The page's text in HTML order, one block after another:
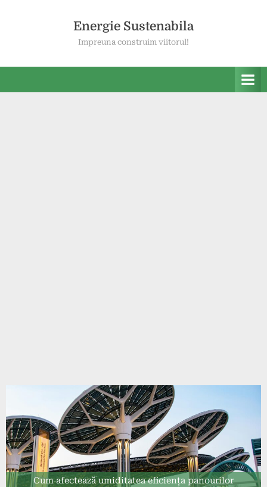
Energie Sustenabila
Impreuna construim viitorul!
Cum afectează umiditatea eficiența panourilor